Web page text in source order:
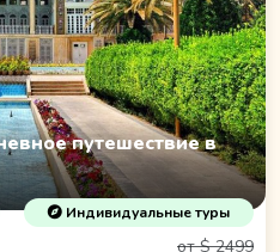
путешествие в
Индивидуальные туры
от $ 2499